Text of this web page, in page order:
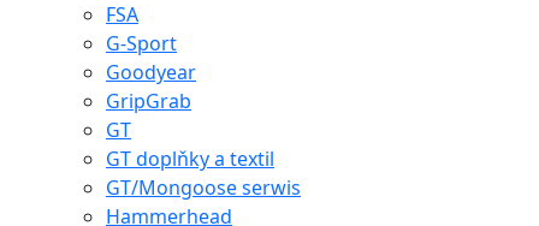
FSA
G-Sport
Goodyear
GripGrab
GT
GT doplňky a textil
GT/Mongoose serwis
Hammerhead